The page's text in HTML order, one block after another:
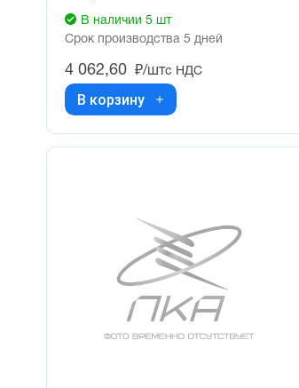
В наличии 5 шт
Срок производства 5 дней
4 062,60 ₽/штс НДС
В корзину